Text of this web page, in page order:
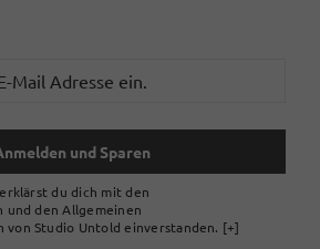
und Sparen
du dich mit den
den Allgemeinen
von Studio Untold einverstanden. [+]